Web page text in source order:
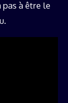
pas à être le